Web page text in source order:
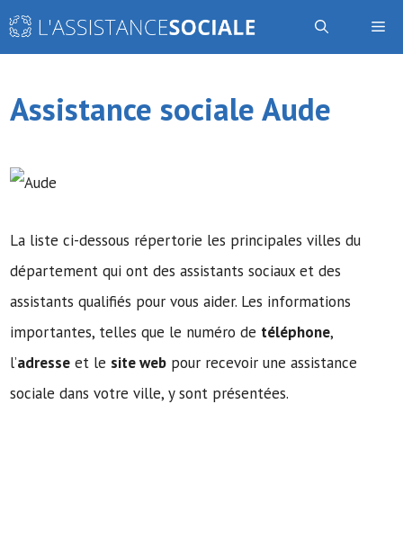
Aller
Assistance sociale Aude
La liste ci-dessous répertorie les principales villes du
département qui ont des assistants sociaux et des
assistants qualifiés pour vous aider. Les informations
importantes, telles que le numéro de téléphone,
l’adresse et le site web pour recevoir une assistance
sociale dans votre ville, y sont présentées.